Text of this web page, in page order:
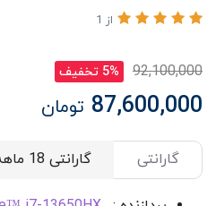
از 1
92,100,000 5% تخفیف
87,600,000 تومان
گارانتی